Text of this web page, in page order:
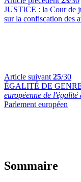
JUSTICE : la Cour de
sur la confiscation des
Article suivant 25/30
ÉGALITÉ DE
européenne de l'égalité
Parlement européen
Sommaire